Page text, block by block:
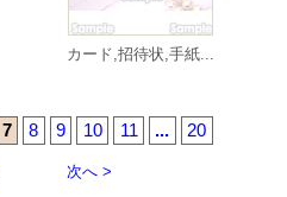
カード,招待状,手紙...
7 8 9 10 11 ... 20
次へ >